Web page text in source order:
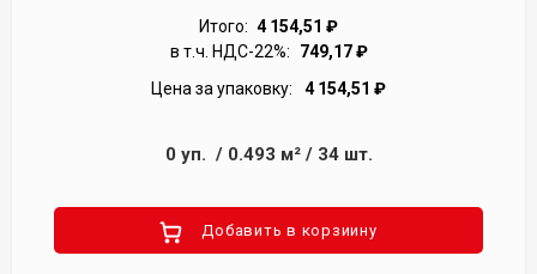
Итого: 4 154,51 ₽
в т.ч. НДС-22%:
749,17₽
Цена за упаковку:
4 154,51 ₽
0 уп. / 0.493 м²/ 34 шт.
Добавить в корзиину